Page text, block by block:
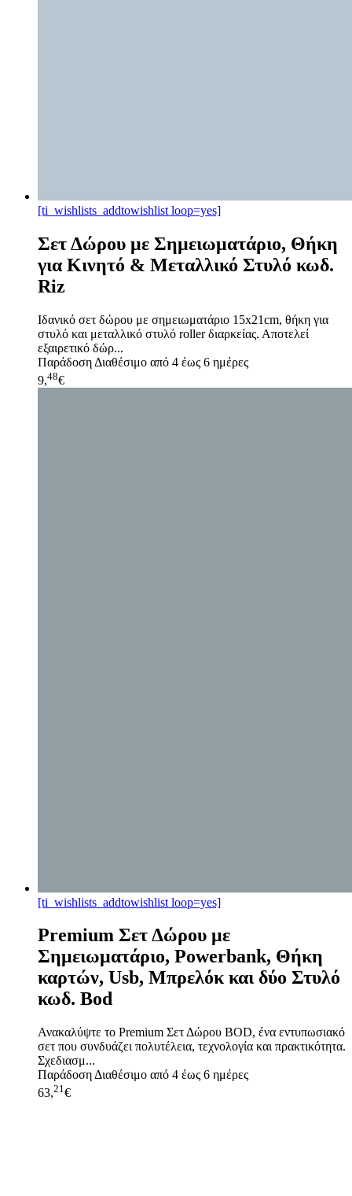
[ti_wishlists_addtowishlist loop=yes]
Σετ Δώρου με Σημειωματάριο, Θήκη
για Κινητό & Μεταλλικό Στυλό κωδ.
Riz
Ιδανικό σετ δώρου με σημειωματάριο 15x21cm, θήκη για
στυλό και μεταλλικό στυλό roller διαρκείας. Αποτελεί
εξαιρετικό δώρ...
Παράδοση Διαθέσιμο από 4 έως 6 ημέρες
9,48€
[ti_wishlists_addtowishlist loop=yes]
Premium Σετ Δώρου με
Σημειωματάριο, Powerbank, Θήκη
καρτών, Usb, Μπρελόκ και δύο Στυλό
κωδ. Bod
Ανακαλύψτε το Premium Σετ Δώρου BOD, ένα εντυπωσιακό
σετ που συνδυάζει πολυτέλεια, τεχνολογία και πρακτικότητα.
Σχεδιασμ...
Παράδοση Διαθέσιμο από 4 έως 6 ημέρες
63,21 €